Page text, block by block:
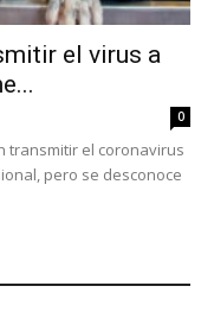
el virus a
0
transmitir el coronavirus
pero se desconoce